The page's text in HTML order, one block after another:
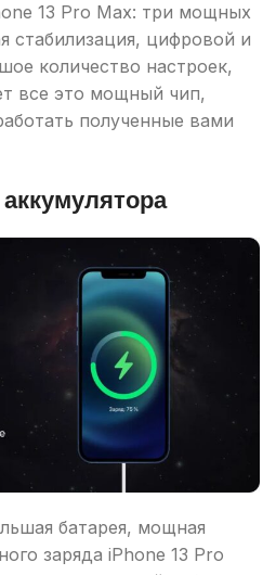
13 Pro Max: три мощных
стабилизация, цифровой и
количество настроек,
все это мощный чип,
полученные вами
батарея, мощная
заряда iPhone 13 Pro